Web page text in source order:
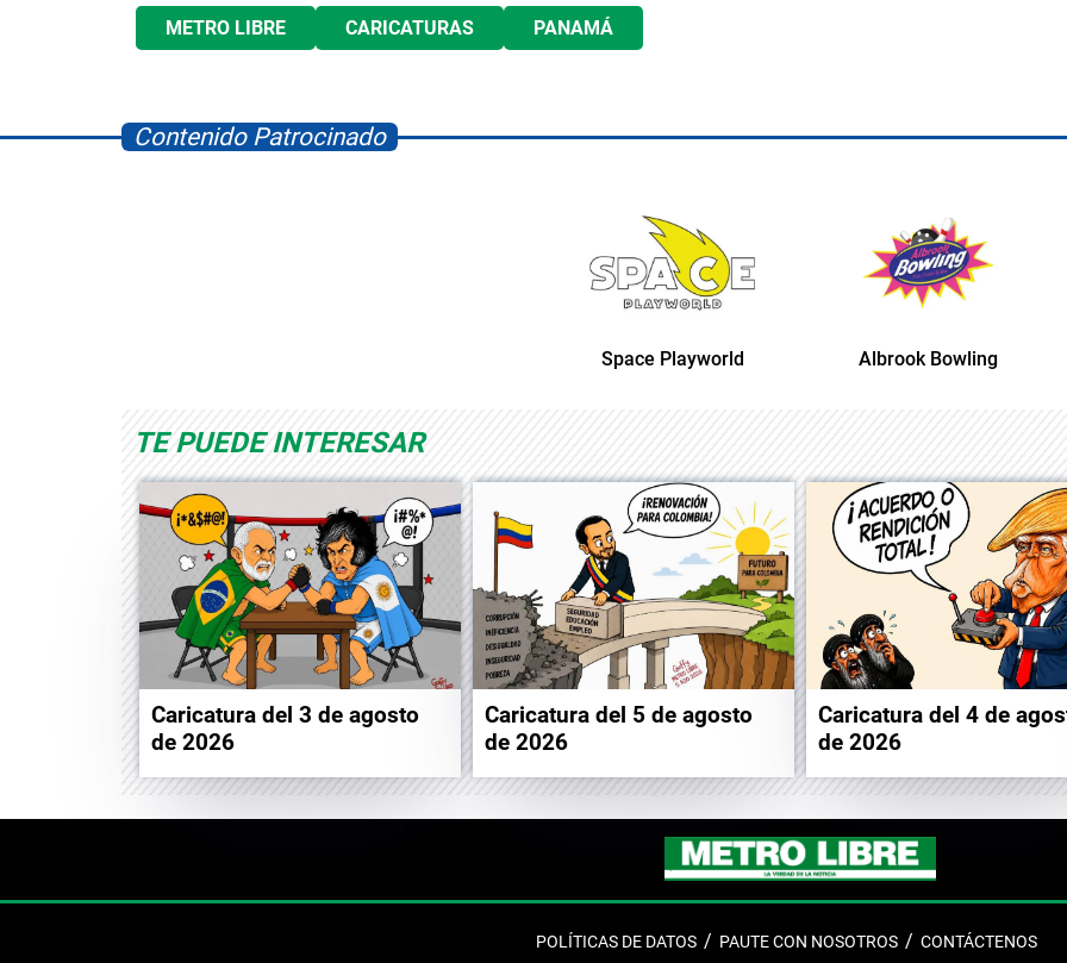
METRO LIBRE CARICATURAS PANAMÁ
Contenido Patrocinado
Space Playworld Albrook Bowling
TE PUEDE INTERESAR
Caricatura del 3 de agosto
de 2026
Caricatura del 5 de agosto
de 2026
Caricatura del 4 de
de 2026
POLÍTICAS DE DATOS PAUTE CON NOSOTROS CONTÁCTENOS